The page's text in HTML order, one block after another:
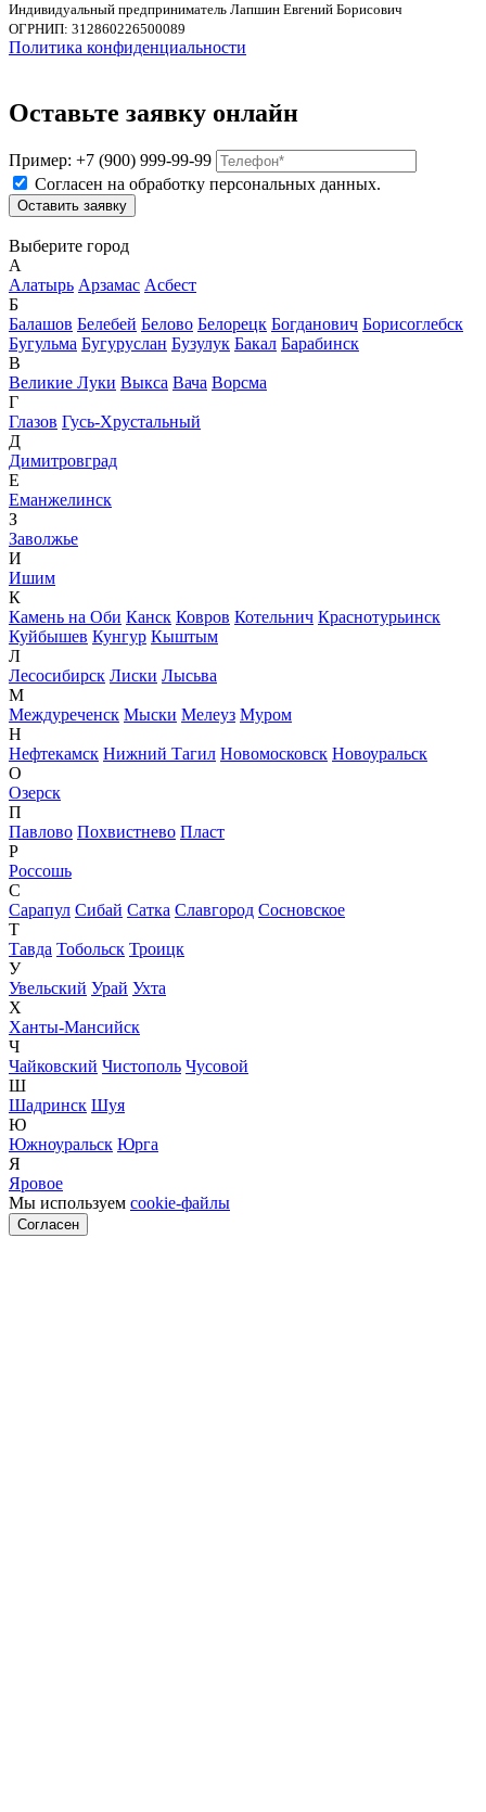
Индивидуальный предприниматель Лапшин Евгений Борисович
ОГРНИП: 312860226500089
Политика конфиденциальности
Оставьте заявку онлайн
Пример: +7 (900) 999-99-99
Согласен на обработку персональных данных.
Выберите город
А
Алатырь Арзамас Асбест
Б
Балашов Белебей Белово Белорецк Богданович Борисоглебск
Бугульма Бугуруслан Бузулук Бакал Барабинск
В
Великие Луки Выкса Вача Ворсма
Г
Глазов Гусь-Хрустальный
Д
Димитровград
Е
Еманжелинск
З
Заволжье
И
Ишим
К
Камень на Оби Канск Ковров Котельнич Краснотурьинск
Куйбышев Кунгур Кыштым
Л
Лесосибирск Лиски Лысьва
М
Междуреченск Мыски Мелеуз Муром
Н
Нефтекамск Нижний Тагил Новомосковск Новоуральск
О
Озерск
П
Павлово Похвистнево Пласт
Р
Россошь
С
Сарапул Сибай Сатка Славгород Сосновское
Т
Тавда Тобольск Троицк
У
Увельский Урай Ухта
Х
Ханты-Мансийск
Ч
Чайковский Чистополь Чусовой
Ш
Шадринск Шуя
Ю
Южноуральск Юрга
Я
Яровое
Мы используем cookie-файлы
Согласен